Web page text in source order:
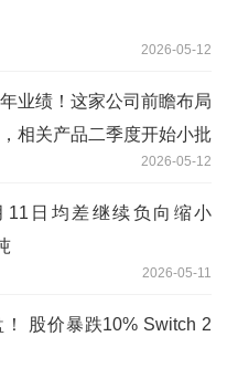
2026-05-12
业绩！这家公司前瞻布局
相关产品二季度开始小批
2026-05-12
11日均差继续负向缩小
2026-05-11
股价暴跌10% Switch 2